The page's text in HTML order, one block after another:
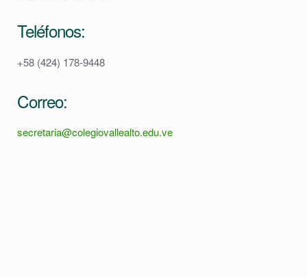
Teléfonos:
+58 (424) 178-9448
Correo:
secretaria@colegiovallealto.edu.ve